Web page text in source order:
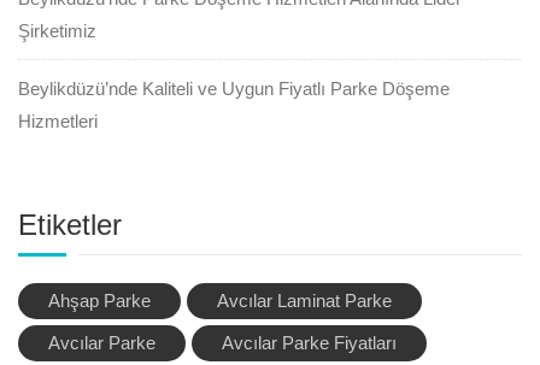
Şirketimiz
Beylikdüzü’nde Kaliteli ve Uygun Fiyatlı Parke Döşeme
Hizmetleri
Etiketler
Ahşap Parke Avcılar Laminat Parke
Avcılar Parke Avcılar Parke Fiyatları